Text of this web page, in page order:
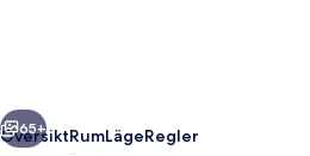
Nästa
65+
ÖversiktRumLägeRegler